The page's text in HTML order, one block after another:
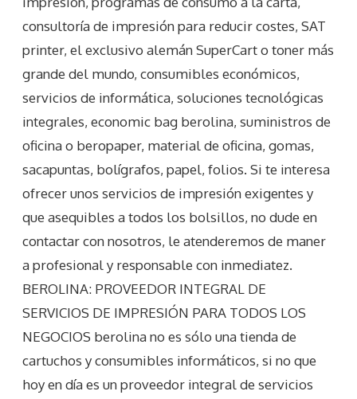
consultoría de impresión para reducir costes, SAT
printer, el exclusivo alemán SuperCart o toner más
grande del mundo, consumibles económicos,
servicios de informática, soluciones tecnológicas
integrales, economic bag berolina, suministros de
oficina o beropaper, material de oficina, gomas,
sacapuntas, bolígrafos, papel, folios. Si te interesa
ofrecer unos servicios de impresión exigentes y
que asequibles a todos los bolsillos, no dude en
contactar con nosotros, le atenderemos de maner
a profesional y responsable con inmediatez.
BEROLINA: PROVEEDOR INTEGRAL DE
SERVICIOS DE IMPRESIÓN PARA TODOS LOS
NEGOCIOS berolina no es sólo una tienda de
cartuchos y consumibles informáticos, si no que
hoy en día es un proveedor integral de servicios